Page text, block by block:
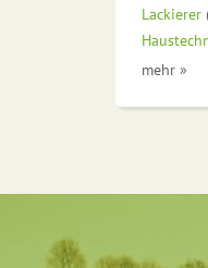
Lackierer
mehr »